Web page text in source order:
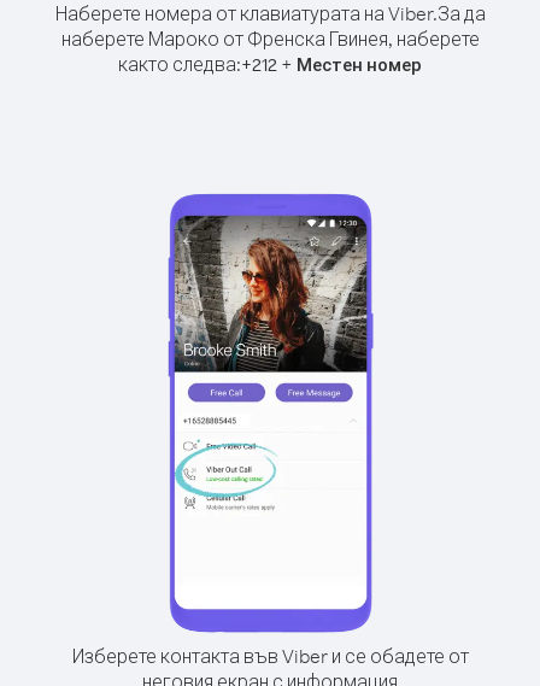
Наберете номера от клавиатурата на Viber.За да
наберете Мароко от Френска Гвинея, наберете
както следва:+212 + Местен номер
Изберете контакта във Viber и се обадете от
неговия екран с информация